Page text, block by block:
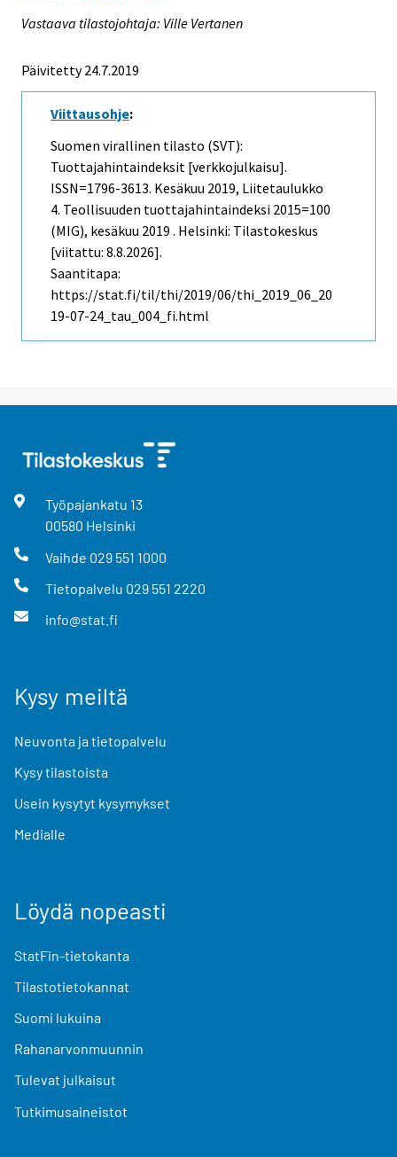
Vastaava tilastojohtaja: Ville Vertanen
Päivitetty 24.7.2019
Viittausohje:
Suomen virallinen tilasto (SVT):
Tuottajahintaindeksit [verkkojulkaisu].
ISSN=1796-3613. Kesäkuu 2019, Liitetaulukko
4. Teollisuuden tuottajahintaindeksi 2015=100
(MIG), kesäkuu 2019 . Helsinki: Tilastokeskus
[viitattu: 8.8.2026].
Saantitapa:
https://stat.fi/til/thi/2019/06/thi_2019_06_20
19-07-24_tau_004_fi.html
Työpajankatu 13
00580 Helsinki
Vaihde 029 551 1000
Tietopalvelu 029 551 2220
info@stat.fi
Kysy meiltä
Neuvonta ja tietopalvelu
Kysy tilastoista
Usein kysytyt kysymykset
Medialle
Löydä nopeasti
StatFin-tietokanta
Tilastotietokannat
Suomi lukuina
Rahanarvonmuunnin
Tulevat julkaisut
Tutkimusaineistot